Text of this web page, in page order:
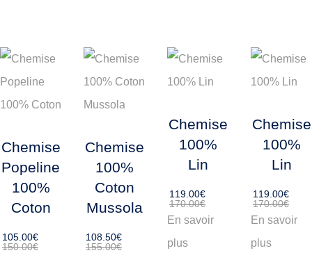
Chemise
Popeline
100%
Coton
105 00€
150.00€
Chemise
100%
Coton
Mussola
108 50€
155.00€
Chemise
100%
Lin
119 00€
170.00€
En savoir
plus
Chemise
100%
Lin
119 00€
170.00€
En savoir
plus